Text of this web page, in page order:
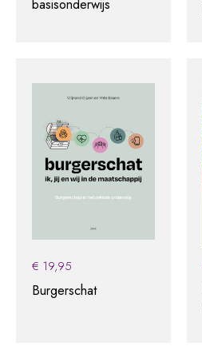
basisonderwijs
€ 19,95
Burgerschat